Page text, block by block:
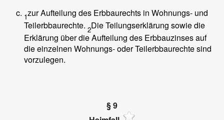
1zur Aufteilung des Erbbaurechts in Wohnungs- und
Teilerbbaurechte. 2Die Teilungserklärung sowie die
Erklärung über die Aufteilung des Erbbauzinses auf
die einzelnen Wohnungs- oder Teilerbbaurechte sind
vorzulegen.
§ 9